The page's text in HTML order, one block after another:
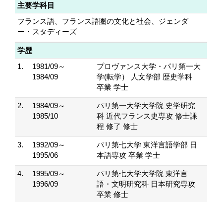
主要学科目
フランス語、フランス語圏の文化と社会、ジェンダ
ー・スタディーズ
学歴
1.
1981/09～
1984/09
プロヴァンス大学・パリ第一大
学(転学） 人文学部 歴史学科
卒業 学士
2.
1984/09～
1985/10
パリ第一大学大学院 史学研究
科 近代フランス史専攻 修士課
程 修了 修士
3.
1992/09～
1995/06
パリ第七大学 東洋言語学部 日
本語専攻 卒業 学士
4.
1995/09～
1996/09
パリ第七大学大学院 東洋言
語・文明研究科 日本研究専攻
卒業 修士